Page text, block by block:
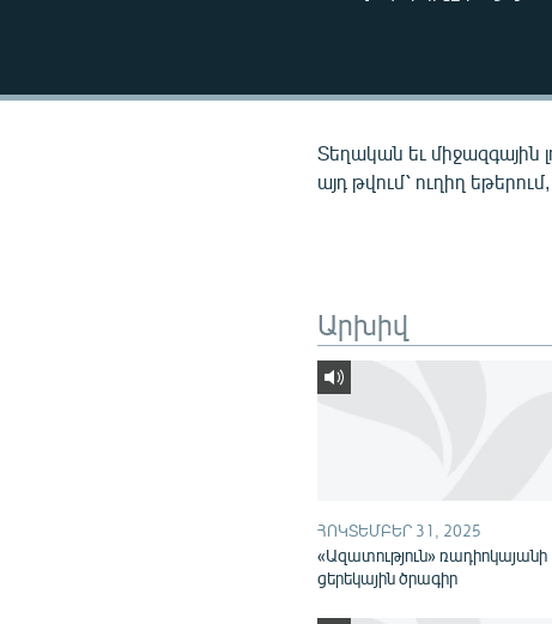
ՍՊՈՐՏ
Տեղական եւ միջազգային
այդ թվում՝ ուղիղ
Արխիվ
ՀՈԿՏԵՄԲԵՐ 31, 2025
«Ազատություն» ռադիոկայանի
ցերեկային ծրագիր